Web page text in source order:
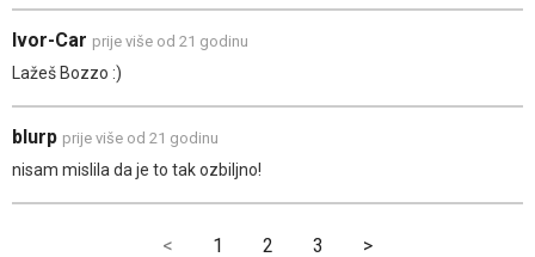
Ivor-Car prije više od 21 godinu
Lažeš Bozzo :)
blurp prije više od 21 godinu
nisam mislila da je to tak ozbiljno!
< 1 2 3 >